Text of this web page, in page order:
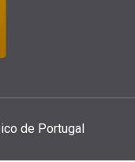
de Portugal